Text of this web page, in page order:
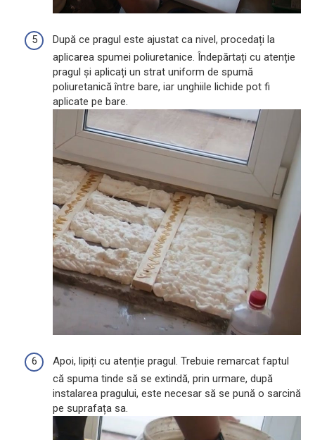
După ce pragul este ajustat ca nivel, procedați la
aplicarea spumei poliuretanice. Îndepărtați cu atenție
pragul și aplicați un strat uniform de spumă
poliuretanică între bare, iar unghiile lichide pot fi
aplicate pe bare.
Apoi, lipiți cu atenție pragul. Trebuie remarcat faptul
că spuma tinde să se extindă, prin urmare, după
instalarea pragului, este necesar să se pună o sarcină
pe suprafața sa.